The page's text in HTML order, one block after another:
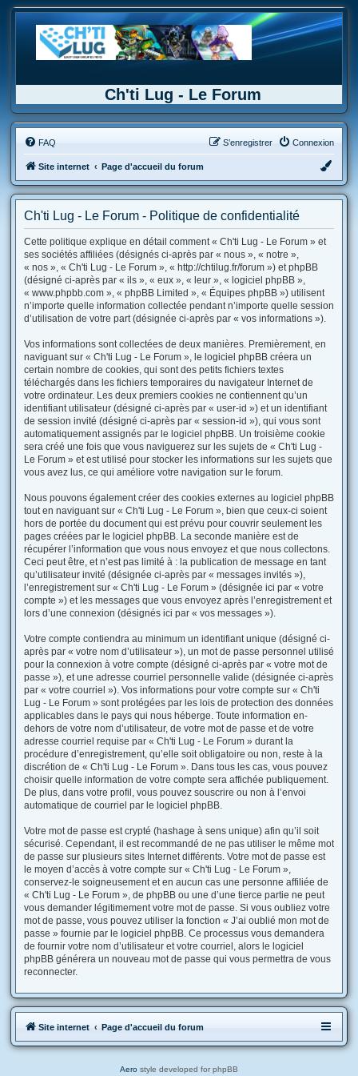
Ch'ti Lug - Le Forum
FAQ Connexion
S’enregistrer
Site internet Page d'accueil du forum
Ch'ti Lug - Le Forum - Politique de confidentialité
Cette politique explique en détail comment « Ch'ti Lug - Le Forum » et
ses sociétés affiliées (désignés ci-après par « nous », « notre »,
« nos », « Ch'ti Lug - Le Forum », « http://chtilug.fr/forum ») et phpBB
(désigné ci-après par « ils », « eux », « leur », « logiciel phpBB »,
« www.phpbb.com », « phpBB Limited », « Équipes phpBB ») utilisent
n’importe quelle information collectée pendant n’importe quelle session
d’utilisation de votre part (désignée ci-après par « vos informations »).
Vos informations sont collectées de deux manières. Premièrement, en
naviguant sur « Ch'ti Lug - Le Forum », le logiciel phpBB créera un
certain nombre de cookies, qui sont des petits fichiers textes
téléchargés dans les fichiers temporaires du navigateur Internet de
votre ordinateur. Les deux premiers cookies ne contiennent qu’un
identifiant utilisateur (désigné ci-après par « user-id ») et un identifiant
de session invité (désigné ci-après par « session-id »), qui vous sont
automatiquement assignés par le logiciel phpBB. Un troisième cookie
sera créé une fois que vous naviguerez sur les sujets de « Ch'ti Lug -
Le Forum » et est utilisé pour stocker les informations sur les sujets que
vous avez lus, ce qui améliore votre navigation sur le forum.
Nous pouvons également créer des cookies externes au logiciel phpBB
tout en naviguant sur « Ch'ti Lug - Le Forum », bien que ceux-ci soient
hors de portée du document qui est prévu pour couvrir seulement les
pages créées par le logiciel phpBB. La seconde manière est de
récupérer l’information que vous nous envoyez et que nous collectons.
Ceci peut être, et n’est pas limité à : la publication de message en tant
qu’utilisateur invité (désignée ci-après par « messages invités »),
l’enregistrement sur « Ch'ti Lug - Le Forum » (désignée ici par « votre
compte ») et les messages que vous envoyez après l’enregistrement et
lors d’une connexion (désignés ici par « vos messages »).
Votre compte contiendra au minimum un identifiant unique (désigné ci-
après par « votre nom d’utilisateur »), un mot de passe personnel utilisé
pour la connexion à votre compte (désigné ci-après par « votre mot de
passe »), et une adresse courriel personnelle valide (désignée ci-après
par « votre courriel »). Vos informations pour votre compte sur « Ch'ti
Lug - Le Forum » sont protégées par les lois de protection des données
applicables dans le pays qui nous héberge. Toute information en-
dehors de votre nom d’utilisateur, de votre mot de passe et de votre
adresse courriel requise par « Ch'ti Lug - Le Forum » durant la
procédure d’enregistrement, qu’elle soit obligatoire ou non, reste à la
discrétion de « Ch'ti Lug - Le Forum ». Dans tous les cas, vous pouvez
choisir quelle information de votre compte sera affichée publiquement.
De plus, dans votre profil, vous pouvez souscrire ou non à l’envoi
automatique de courriel par le logiciel phpBB.
Votre mot de passe est crypté (hashage à sens unique) afin qu’il soit
sécurisé. Cependant, il est recommandé de ne pas utiliser le même mot
de passe sur plusieurs sites Internet différents. Votre mot de passe est
le moyen d’accès à votre compte sur « Ch'ti Lug - Le Forum »,
conservez-le soigneusement et en aucun cas une personne affiliée de
« Ch'ti Lug - Le Forum », de phpBB ou une d’une tierce partie ne peut
vous demander légitimement votre mot de passe. Si vous oubliez votre
mot de passe, vous pouvez utiliser la fonction « J’ai oublié mon mot de
passe » fournie par le logiciel phpBB. Ce processus vous demandera
de fournir votre nom d’utilisateur et votre courriel, alors le logiciel
phpBB générera un nouveau mot de passe qui vous permettra de vous
reconnecter.
Site internet Page d'accueil du forum
Aero style developed for phpBB